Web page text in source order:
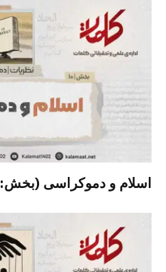
اسلام و دموکراسی (بخش: ۱۰)